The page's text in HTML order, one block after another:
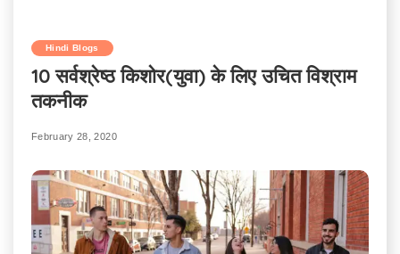
Hindi Blogs
10 सर्वश्रेष्ठ किशोर(युवा) के लिए उचित विश्राम
तकनीक
February 28, 2020